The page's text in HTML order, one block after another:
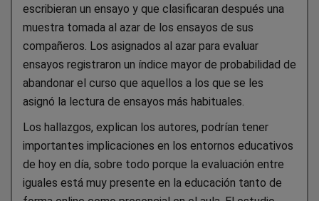
escribieran un ensayo y que clasificaran después una
muestra tomada al azar de los ensayos de sus
compañeros. Los asignados al azar para evaluar
ensayos registraron un índice mayor de probabilidad de
abandonar el curso que aquellos a los que se les
asignó la lectura de ensayos más habituales.
Los hallazgos, explican los autores, podrían tener
importantes implicaciones en los entornos educativos
de hoy en día, sobre todo porque la evaluación entre
iguales está muy presente en la educación tanto de